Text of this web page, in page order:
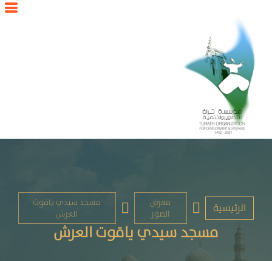
الرئيسية
معرض
الصور
مسجد سيدي ياقوت
العرش
مسجد سيدي ياقوت العرش